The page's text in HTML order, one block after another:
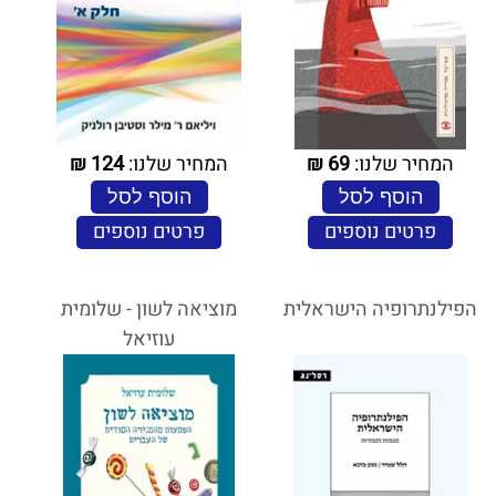
המחיר שלנו:69
₪
הוסף לסל
פרטים נוספים
המחיר שלנו:124
₪
הוסף לסל
פרטים נוספים
הפילנתרופיה הישראלית
מוציאה לשון - שלומית
עוזיאל